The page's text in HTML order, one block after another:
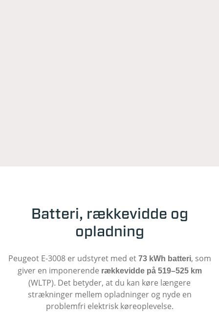
Batteri, rækkevidde og
opladning
Peugeot E-3008 er udstyret med et 73 kWh batteri, som
giver en imponerende rækkevidde på 519–525 km
(WLTP). Det betyder, at du kan køre længere
strækninger mellem opladninger og nyde en
problemfri elektrisk køreoplevelse.